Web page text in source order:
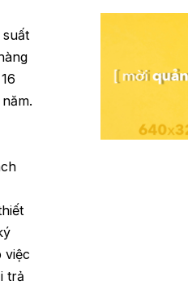
việc
trả